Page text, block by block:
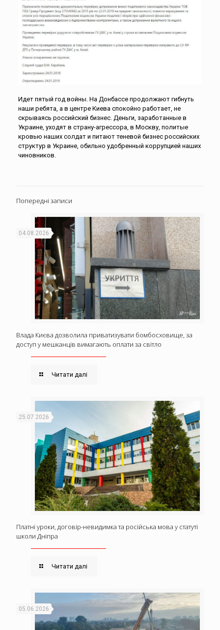
Идет пятый год войны. На Донбассе продолжают гибнуть
наши ребята, а в центре Киева спокойно работает, не
скрываясь российский бизнес. Деньги, заработанные в
Украине, уходят в страну-агрессора, в Москву, политые
кровью наших солдат и питают теневой бизнес российских
структур в Украине, обильно удобренный коррупцией наших
чиновников.
Попередні записи
04.08.2026
Влада Києва дозволила приватизувати бомбосховище, за
доступ у мешканців вимагають оплати за світло
Читати далі
25.07.2026
Платні уроки, договір-невидимка та російська мова у статуті
школи Дніпра
Читати далі
05.06.2026